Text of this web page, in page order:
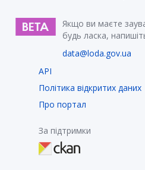
Якщо ви маєте
будь ласка,
data@loda.gov.ua
API
Політика відкритих даних
Про портал
За підтримки